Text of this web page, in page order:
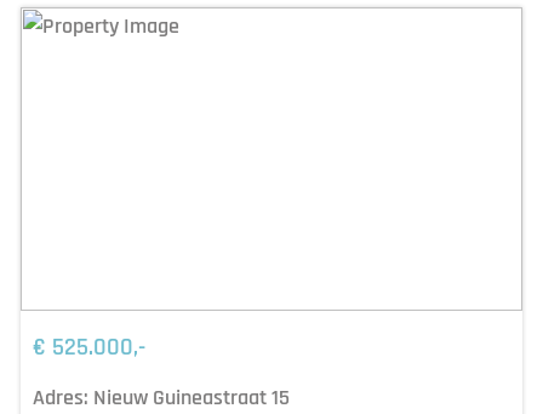
€ 525.000,-
Adres: Nieuw Guineastraat 15